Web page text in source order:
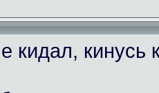
кидал, кинусь